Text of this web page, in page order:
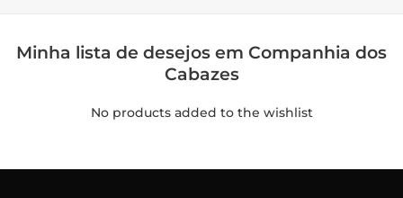
Minha lista de desejos em Companhia dos
Cabazes
No products added to the wishlist